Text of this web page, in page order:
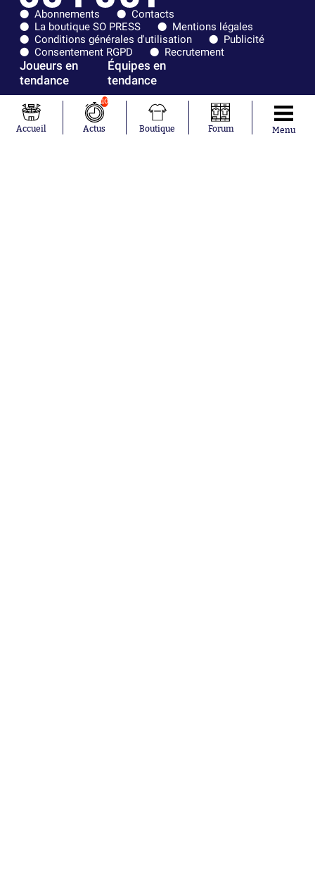
Abonnements
Contacts
La boutique SO PRESS
Mentions légales
Conditions générales d'utilisation
Publicité
Consentement RGPD
Recrutement
Joueurs en
tendance
Mohamed
Salah
Mykhailo
Équipes en
tendance
Chelsea
Paris Saint-
Germain
Accueil
10
Actus Boutique Forum Menu